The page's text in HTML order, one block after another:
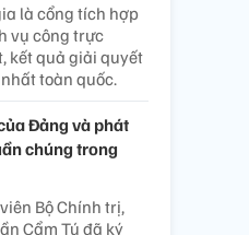
là cổng tích hợp
vụ công trực
kết quả giải quyết
toàn quốc.
Đảng và phát
chúng trong
Bộ Chính trị,
Cẩm Tú đã ký